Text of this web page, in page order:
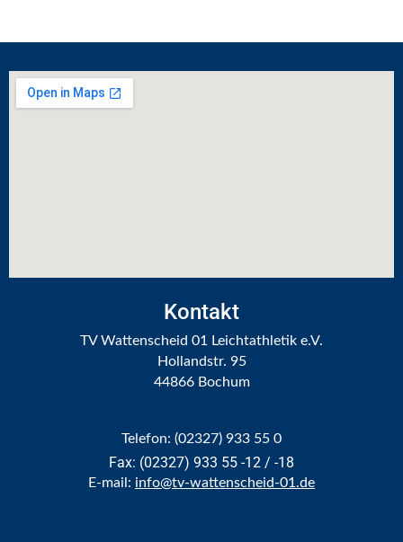
Kontakt
TV Wattenscheid 01 Leichtathletik e.V.
Hollandstr. 95
44866 Bochum
Telefon: (02327) 933 55 0
Fax: (02327) 933 55 -12 / -18
E-mail: info@tv-wattenscheid-01.de